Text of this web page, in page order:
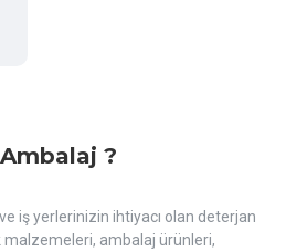
?
iş yerlerinizin ihtiyacı olan deterjan
malzemeleri, ambalaj ürünleri,